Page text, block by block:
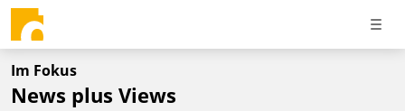
Im Fokus
News plus Views